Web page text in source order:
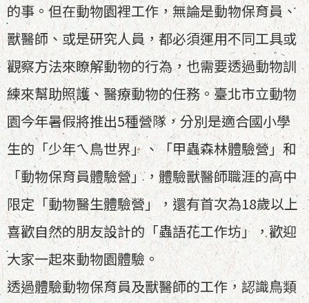
的事。但在動物園裡工作，無論是動物保育員、
獸醫師、或是研究人員，都必須運用不同工具或
觀察方法來瞭解動物的行為，也需要透過動物訓
練來幫助照護、醫療動物的任務。臺北市立動物
園今年暑假將推出5種營隊，分別是適合國小學
生的「少年ㄟ鳥世界」、「甲蟲森林體驗營」和
「動物保育員體驗營」，體驗獸醫師職涯的高中
限定「動物醫生體驗營」，還有首次為18歲以上
喜歡自然的朋友設計的「蟲語花工作坊」，歡迎
大家一起來動物園體驗。
透過體驗動物保育員及獸醫師的工作，認識鳥類